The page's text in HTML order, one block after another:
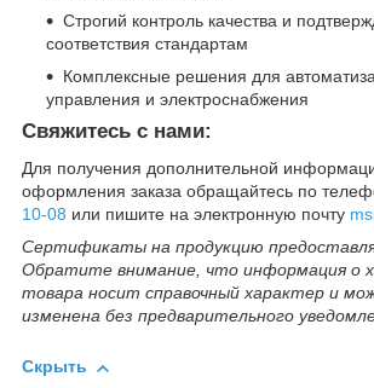
Строгий контроль качества и
соответствия стандартам
Комплексные решения для
управления и электроснабжения
Свяжитесь с нами:
Для получения дополнительной
оформления заказа обращайтесь по
10-08 или пишите на электронную почту
Сертификаты на продукцию
Обратите внимание, что информация о
товара носит справочный характер и
изменена без предварительного
Скрыть